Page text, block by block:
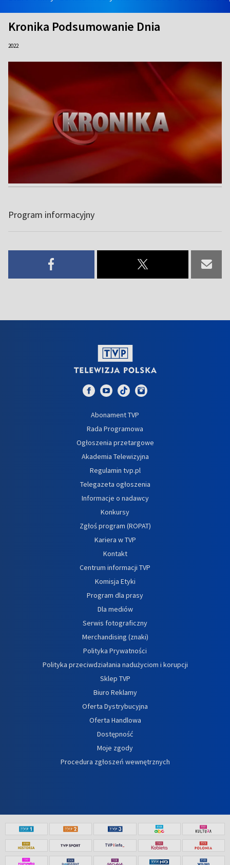
Kronika Podsumowanie Dnia
2022
Program informacyjny
Abonament TVP
Rada Programowa
Ogłoszenia przetargowe
Akademia Telewizyjna
Regulamin tvp.pl
Telegazeta ogłoszenia
Informacje o nadawcy
Konkursy
Zgłoś program (ROPAT)
Kariera w TVP
Kontakt
Centrum informacji TVP
Komisja Etyki
Program dla prasy
Dla mediów
Serwis fotograficzny
Merchandising (znaki)
Polityka Prywatności
Polityka przeciwdziałania nadużyciom i korupcji
Sklep TVP
Biuro Reklamy
Oferta Dystrybucyjna
Oferta Handlowa
Dostępność
Moje zgody
Procedura zgłoszeń wewnętrznych